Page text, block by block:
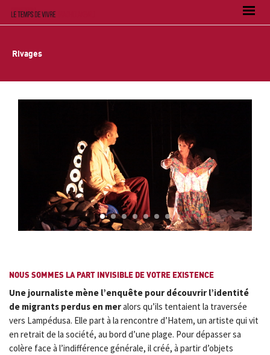
Rivages
1 2 3 4 5 6 7
NOUS SOMMES LA PART INVISIBLE DE VOTRE EXISTENCE
Une journaliste mène l’enquête pour découvrir l’identité
de migrants perdus en meralors qu’ils tentaient la traversée
vers Lampédusa. Elle part à la rencontre d’Hatem, un artiste qui vit
en retrait de la société, au bord d’une plage. Pour dépasser sa
colère face à l’indifférence générale, il créé, à partir d’objets